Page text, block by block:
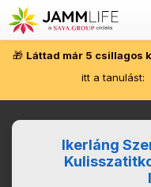
🎁 Láttad már 5 csillagos
itt a tanulást:
Ikerláng